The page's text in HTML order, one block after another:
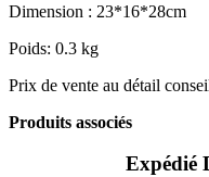
Dimension : 23*16*28cm
Poids: 0.3 kg
Prix de vente au détail
Produits associés
Expédié